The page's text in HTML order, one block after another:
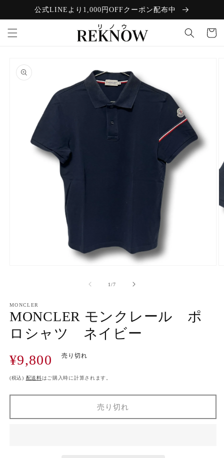
コンテン公式LINEより1,000円OFFクーポン配布中
カ
ー
にスキッ
プ
で
メ
デ
ィ
を
開
く
1/の
7
MONCLER
MONCLER モンクレール ポ
ロシャツ ネイビー
通
常
価
¥9,800 売り切れ
(税込) 配送料はご購入時に計算されます。
売り切れ